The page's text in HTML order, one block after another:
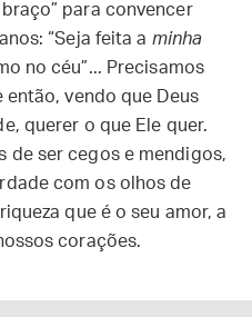
para convencer
“Seja feita a minha
no céu”... Precisamos
vendo que Deus
querer o que Ele quer.
de ser cegos e mendigos,
com os olhos de
que é o seu amor, a
corações.